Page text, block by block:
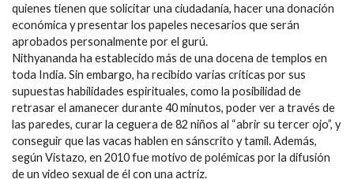
quienes tienen que solicitar una ciudadanía, hacer una donación
económica y presentar los papeles necesarios que serán
aprobados personalmente por el gurú.
Nithyananda ha establecido más de una docena de templos en
toda India. Sin embargo, ha recibido varias críticas por sus
supuestas habilidades espirituales, como la posibilidad de
retrasar el amanecer durante 40 minutos, poder ver a través de
las paredes, curar la ceguera de 82 niños al “abrir su tercer ojo”, y
conseguir que las vacas hablen en sánscrito y tamil. Además,
según Vistazo, en 2010 fue motivo de polémicas por la difusión
de un video sexual de él con una actriz.